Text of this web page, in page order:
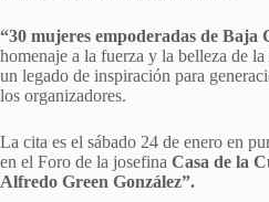
“30 mujeres empoderadas de Baja
homenaje a la fuerza y la belleza de
un legado de inspiración para
los organizadores.
La cita es el sábado 24 de enero en
en el Foro de la josefina Casa de la
Alfredo Green González”.